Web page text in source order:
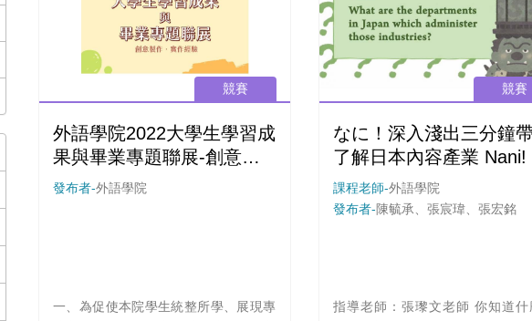
競賽
外語學院2022大學生學習成
果與畢業專題聯展-創意製
作、實作經驗
發布者-外語學院
一、為促使本院學生統整所學、展現專
競賽
なに！深入淺出三分鐘
了解日本內容產業 Nani!
Three-Minute Introduction
to Content Industry in
課程老師-外語學院
發布者-陳毓承、張宸瑋、張宏銘
指導老師：張瓈文老師 你知道什